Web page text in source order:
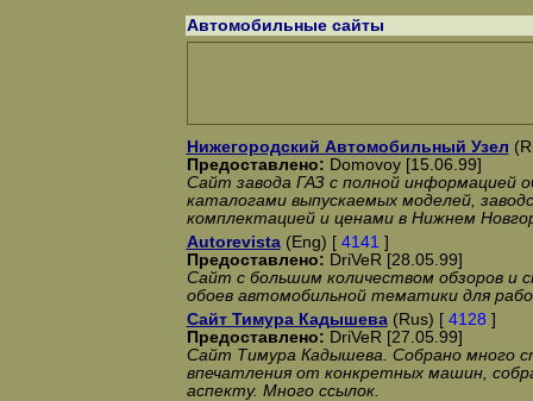
Автомобильные сайты
Нижегородский Автомобильный Узел
Предоставлено: Domovoy [15.06.99]
Сайт завода ГАЗ с полной информацией
каталогами выпускаемых моделей,
комплектацией и ценами в Нижнем
Autorevista(Eng) [ 4141 ]
Предоставлено: DriVeR [28.05.99]
Сайт с большим количеством обзоров и
обоев автомобильной тематики для
Сайт Тимура Кадышева(Rus) [ 4128 ]
Предоставлено: DriVeR [27.05.99]
Сайт Тимура Кадышева. Собрано много
впечатления от конкретных машин,
аспекту. Много ссылок.